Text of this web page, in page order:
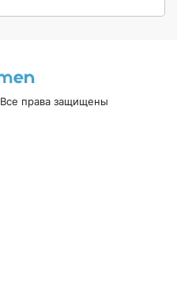
Все права защищены